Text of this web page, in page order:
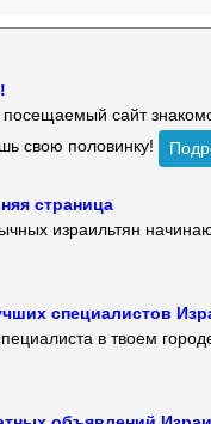
сайт
свою половинку!
страница
израильтян
специалистов
в твоем